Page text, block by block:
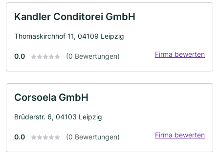
Kandler Conditorei GmbH
Thomaskirchhof 11, 04109 Leipzig
0.0 (0 Bewertungen) Firma bewerten
Corsoela GmbH
Brüderstr. 6, 04103 Leipzig
0.0 (0 Bewertungen) Firma bewerten